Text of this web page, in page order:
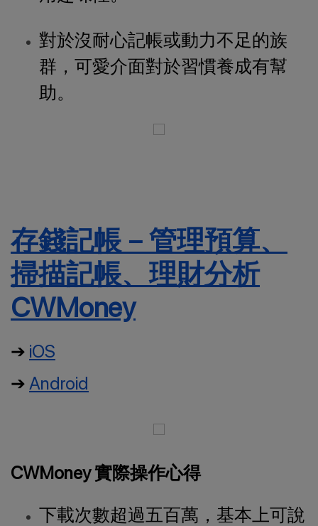
對於沒耐心記帳或動力不足的族
群，可愛介面對於習慣養成有幫
助。
存錢記帳－管理預算、
掃描記帳、理財分析
CWMoney
➔ iOS
➔ Android
CWMoney 實際操作心得
下載次數超過五百萬，基本上可說